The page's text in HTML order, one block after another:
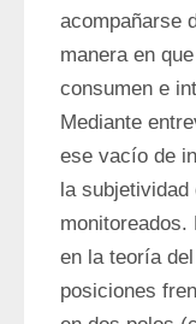
acompañarse
manera en
consumen e
Mediante
ese vacío de
la subjetividad
monitoreados.
en la teoría
posiciones